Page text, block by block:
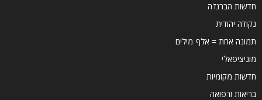
חדשות הברנז'ה
נקודה יהודית
תמונה אחת = אלף מילים
מוניציפאלי
חדשות מקומיות
בריאות ורפואה